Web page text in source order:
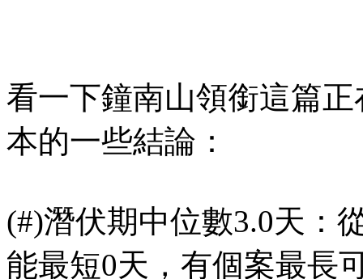
看一下鐘南山領銜這篇
本的一些結論：
(#)潛伏期中位數3.0天：
能最短0天，有個案最長